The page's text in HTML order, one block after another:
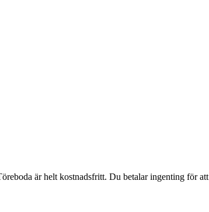
är helt kostnadsfritt. Du betalar ingenting för